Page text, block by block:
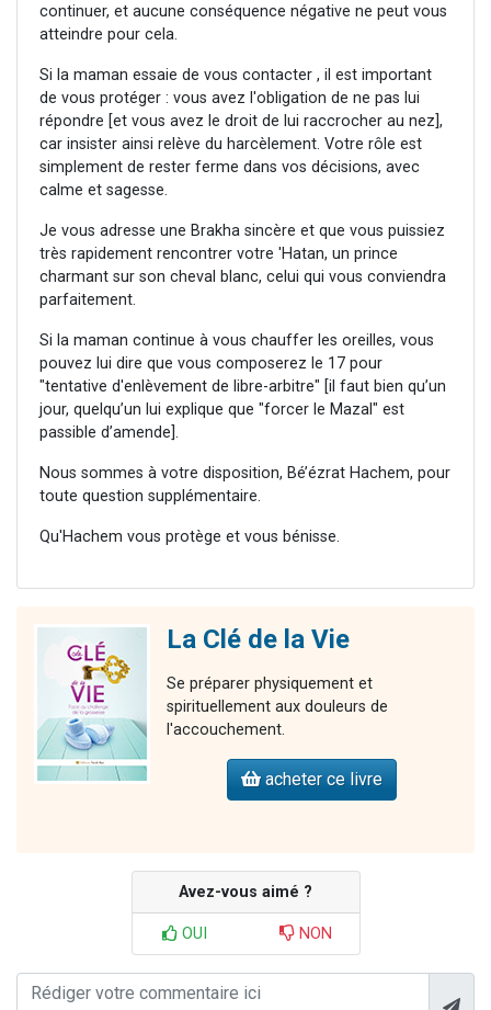
continuer, et aucune conséquence négative ne peut vous
atteindre pour cela.
Si la maman essaie de vous contacter , il est important
de vous protéger : vous avez l'obligation de ne pas lui
répondre [et vous avez le droit de lui raccrocher au nez],
car insister ainsi relève du harcèlement. Votre rôle est
simplement de rester ferme dans vos décisions, avec
calme et sagesse.
Je vous adresse une Brakha sincère et que vous puissiez
très rapidement rencontrer votre 'Hatan, un prince
charmant sur son cheval blanc, celui qui vous conviendra
parfaitement.
Si la maman continue à vous chauffer les oreilles, vous
pouvez lui dire que vous composerez le 17 pour
"tentative d'enlèvement de libre-arbitre" [il faut bien qu’un
jour, quelqu’un lui explique que "forcer le Mazal" est
passible d’amende].
Nous sommes à votre disposition, Bé’ézrat Hachem, pour
toute question supplémentaire.
Qu'Hachem vous protège et vous bénisse.
La Clé de la Vie
Se préparer physiquement et
spirituellement aux douleurs de
l'accouchement.
acheter ce livre
Avez-vous aimé ?
OUI NON